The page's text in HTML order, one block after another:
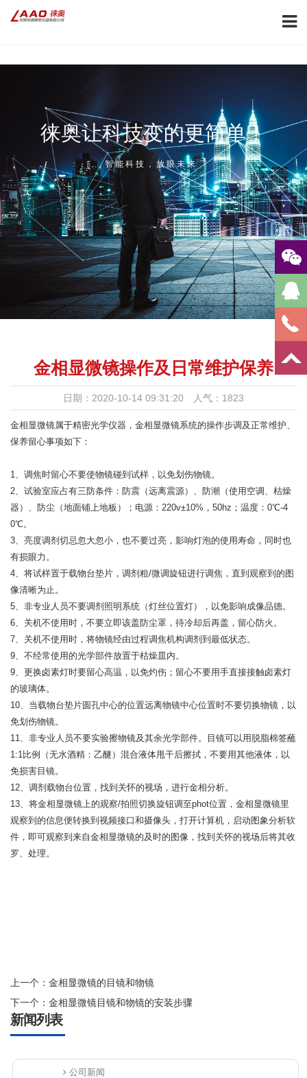
徕奥让科技变的更简单！
智能科技，放眼未来
金相显微镜操作及日常维护保养
日期：2020-10-14 09:31:20 人气：1823
金相显微镜属于精密光学仪器，金相显微镜系统的操作步调及正常维护、
保养留心事项如下：
1、调焦时留心不要使物镜碰到试样，以免划伤物镜。
2、试验室应占有三防条件：防震（远离震源）、防潮（使用空调、枯燥
器）、防尘（地面铺上地板）；电源：220v±10%，50hz；温度：0℃-4
0℃。
3、亮度调剂切忌忽大忽小，也不要过亮，影响灯泡的使用寿命，同时也
有损眼力。
4、将试样置于载物台垫片，调剂粗/微调旋钮进行调焦，直到观察到的图
像清晰为止。
5、非专业人员不要调剂照明系统（灯丝位置灯），以免影响成像品德。
6、关机不使用时，不要立即该盖防尘罩，待冷却后再盖，留心防火。
7、关机不使用时，将物镜经由过程调焦机构调剂到最低状态。
9、不经常使用的光学部件放置于枯燥皿内。
9、更换卤素灯时要留心高温，以免灼伤；留心不要用手直接接触卤素灯
的玻璃体。
10、当载物台垫片圆孔中心的位置远离物镜中心位置时不要切换物镜，以
免划伤物镜。
11、非专业人员不要实验擦物镜及其余光学部件。目镜可以用脱脂棉签蘸
1:1比例（无水酒精：乙醚）混合液体甩干后擦拭，不要用其他液体，以
免损害目镜。
12、调剂载物台位置，找到关怀的视场，进行金相分析。
13、将金相显微镜上的观察/拍照切换旋钮调至phot位置，金相显微镜里
观察到的信息便转换到视频接口和摄像头，打开计算机，启动图象分析软
件，即可观察到来自金相显微镜的及时的图像，找到关怀的视场后将其收
罗、处理。
上一个： 金相显微镜的目镜和物镜
下一个： 金相显微镜目镜和物镜的安装步骤
新闻列表
公司新闻